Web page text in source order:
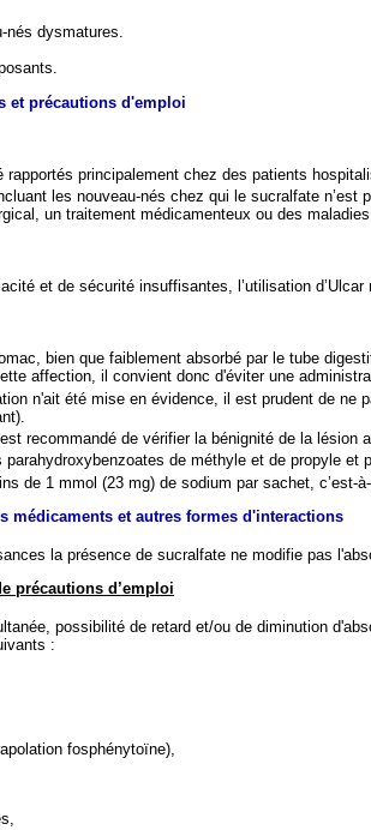
nés dysmatures.
et précautions d'emploi
rapportés principalement chez des patients
les nouveau-nés chez qui le sucralfate
un traitement médicamenteux ou des
et de sécurité insuffisantes, l’utilisation
bien que faiblement absorbé par le tube
affection, il convient donc d'éviter une
n'ait été mise en évidence, il est prudent de
recommandé de vérifier la bénignité de la lésion
de méthyle et de propyle et
de 1 mmol (23 mg) de sodium par sachet, c’est-
médicaments et autres formes d'interactions
la présence de sucralfate ne modifie pas
précautions d’emploi
possibilité de retard et/ou de diminution
:
fosphénytoïne),